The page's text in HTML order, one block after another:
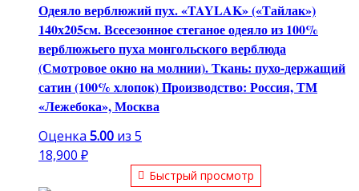
Одеяло верблюжий пух. «TAYLAK» («Тайлак»)
140х205см. Всесезонное стеганое одеяло из 100%
верблюжьего пуха монгольского верблюда
(Смотровое окно на молнии). Ткань: пухо-держащий
сатин (100% хлопок) Производство: Россия, ТМ
«Лежебока», Москва
Оценка 5.00 из 5
18,900 ₽
Быстрый просмотр